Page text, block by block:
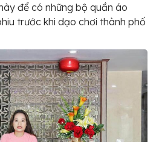
để có những bộ quần áo
trước khi dạo chơi thành phố